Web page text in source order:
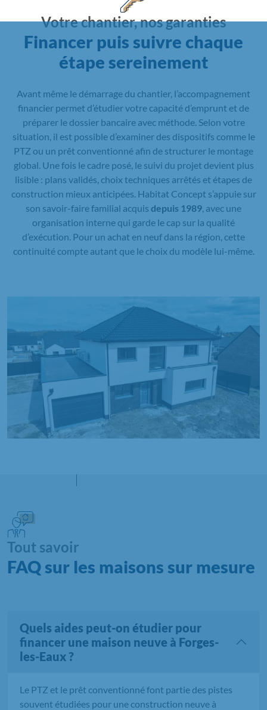
Votre chantier, nos garanties
Financer puis suivre chaque
étape sereinement
Avant même le démarrage du chantier, l’accompagnement
financier permet d’étudier votre capacité d’emprunt et de
préparer le dossier bancaire avec méthode. Selon votre
situation, il est possible d’examiner des dispositifs comme le
PTZ ou un prêt conventionné afin de structurer le montage
global. Une fois le cadre posé, le suivi du projet devient plus
lisible : plans validés, choix techniques arrêtés et étapes de
construction mieux anticipées. Habitat Concept s’appuie sur
son savoir-faire familial acquis depuis 1989, avec une
organisation interne qui garde le cap sur la qualité
d’exécution. Pour un achat en neuf dans la région, cette
continuité compte autant que le choix du modèle lui-même.
Tout savoir
FAQ sur les maisons sur mesure
Quels aides peut-on étudier pour
financer une maison neuve à Forges-
les-Eaux ?
Le PTZ et le prêt conventionné font partie des pistes
souvent étudiées pour une construction neuve à